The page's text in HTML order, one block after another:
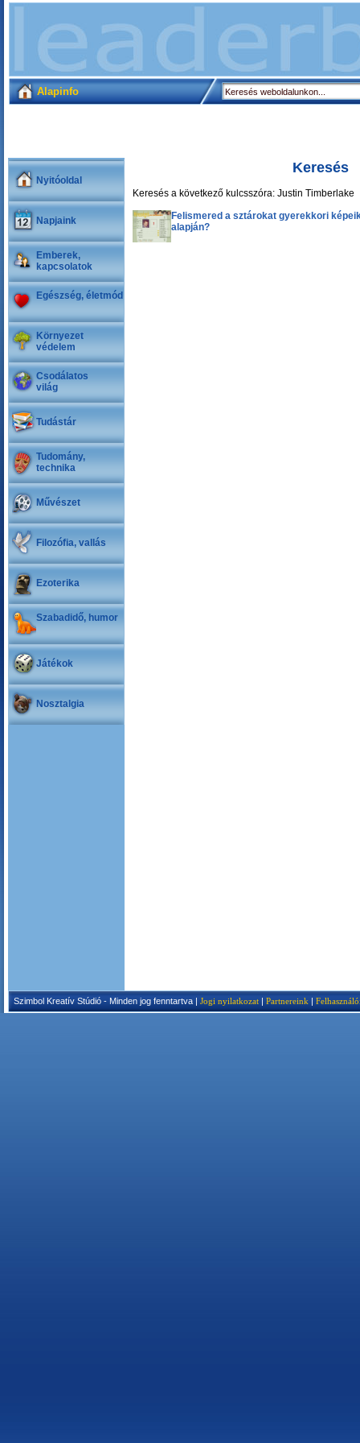
Alapinfo
Nyitóoldal
Napjaink
Emberek,
kapcsolatok
Egészség, életmód
Környezet
védelem
Csodálatos
világ
Tudástár
Tudomány,
technika
Művészet
Filozófia, vallás
Ezoterika
Szabadidő, humor
Játékok
Nosztalgia
Keresés
Keresés a következő kulcsszóra: Justin Timberlake
Felismered a sztárokat gyerekkori
alapján?
Szimbol Kreatív Stúdió - Minden jog fenntartva | Jogi nyilatkozat | Partnereink |